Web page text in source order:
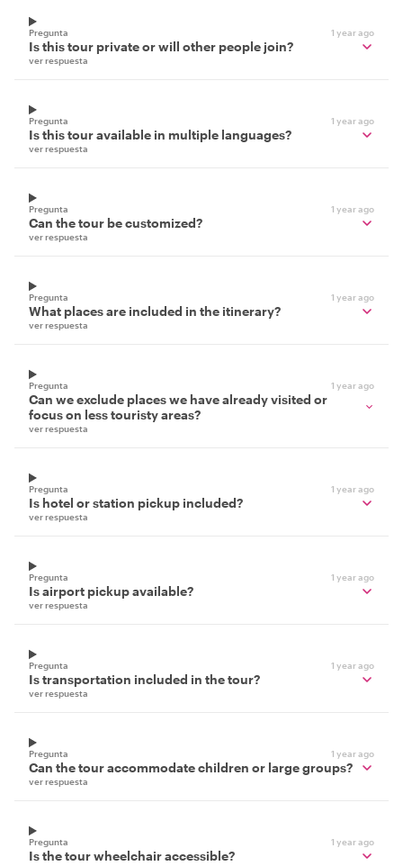
Pregunta 1 year ago
Is this tour private or will other people join?
ver respuesta
Pregunta 1 year ago
Is this tour available in multiple languages?
ver respuesta
Pregunta 1 year ago
Can the tour be customized?
ver respuesta
Pregunta 1 year ago
What places are included in the itinerary?
ver respuesta
Pregunta 1 year ago
Can we exclude places we have already visited or
focus on less touristy areas?
ver respuesta
Pregunta 1 year ago
Is hotel or station pickup included?
ver respuesta
Pregunta 1 year ago
Is airport pickup available?
ver respuesta
Pregunta 1 year ago
Is transportation included in the tour?
ver respuesta
Pregunta 1 year ago
Can the tour accommodate children or large groups?
ver respuesta
Pregunta 1 year ago
Is the tour wheelchair accessible?